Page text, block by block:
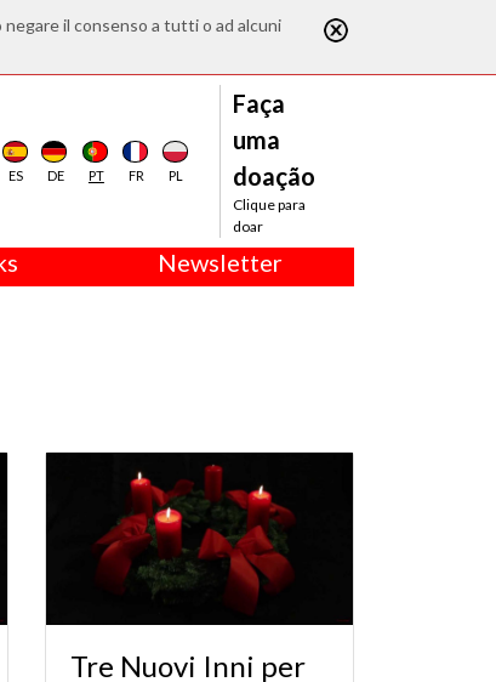
il consenso a tutti o ad alcuni
ES DE PT FR PL
Faça
uma
doação
Clique para
doar
Newsletter
Tre Nuovi Inni per